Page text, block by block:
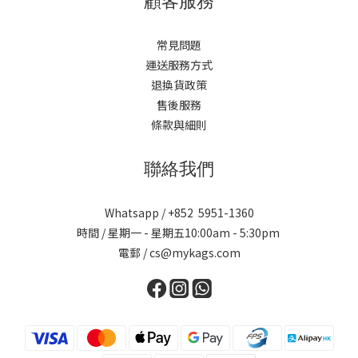
常見問題
運送服務方式
退換貨政策
售後服務
條款與細則
聯絡我們
Whatsapp / +852 5951-1360
時間 / 星期一 - 星期五10:00am - 5:30pm
電郵 / cs@mykags.com